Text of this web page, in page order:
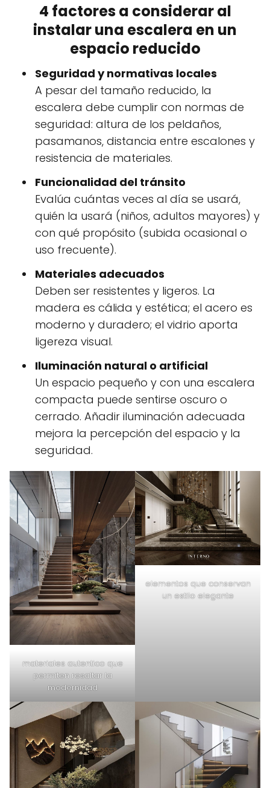
4 factores a considerar al
instalar una escalera en un
espacio reducido
Seguridad y normativas locales
A pesar del tamaño reducido, la
escalera debe cumplir con normas de
seguridad: altura de los peldaños,
pasamanos, distancia entre escalones y
resistencia de materiales.
Funcionalidad del tránsito
Evalúa cuántas veces al día se usará,
quién la usará (niños, adultos mayores) y
con qué propósito (subida ocasional o
uso frecuente).
Materiales adecuados
Deben ser resistentes y ligeros. La
madera es cálida y estética; el acero es
moderno y duradero; el vidrio aporta
ligereza visual.
Iluminación natural o artificial
Un espacio pequeño y con una escalera
compacta puede sentirse oscuro o
cerrado. Añadir iluminación adecuada
mejora la percepción del espacio y la
seguridad.
materiales autentico que
permiten resaltar la
modernidad
elementos que conservan
un estilo elegante